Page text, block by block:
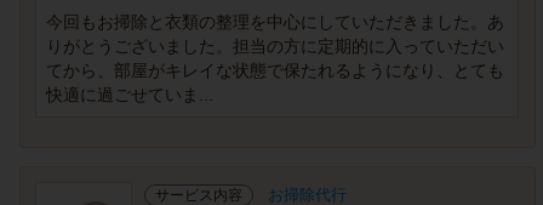
今回もお掃除と衣類の整理を中心にしていただきました。あ
りがとうございました。担当の方に定期的に入っていただい
てから、部屋がキレイな状態で保たれるようになり、とても
快適に過ごせていま...
サービス内容 お掃除代行